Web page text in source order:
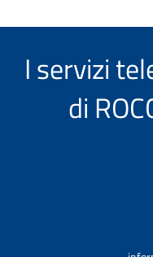
I servizi
di